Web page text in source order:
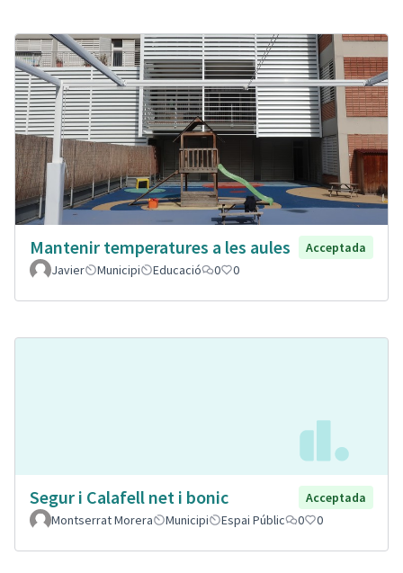
Mantenir temperatures a les aules
Acceptada
Javier
Municipi Educació 0 0
Segur i Calafell net i bonic
Acceptada
Montserrat Morera
Municipi Espai Públic 0 0